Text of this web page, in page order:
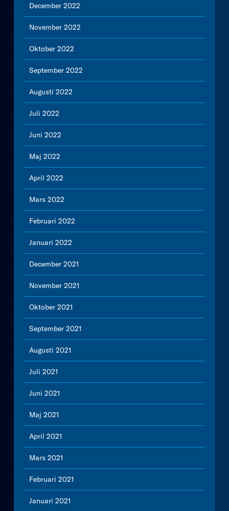
December 2022
November 2022
Oktober 2022
September 2022
Augusti 2022
Juli 2022
Juni 2022
Maj 2022
April 2022
Mars 2022
Februari 2022
Januari 2022
December 2021
November 2021
Oktober 2021
September 2021
Augusti 2021
Juli 2021
Juni 2021
Maj 2021
April 2021
Mars 2021
Februari 2021
Januari 2021